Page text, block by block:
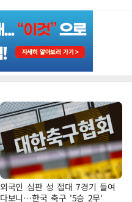
외국인 심판 성 접대 7경기 들여
다보니…한국 축구 '5승 2무'